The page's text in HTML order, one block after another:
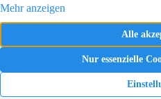
Webdesign und SEO
Vertrag widerrufen